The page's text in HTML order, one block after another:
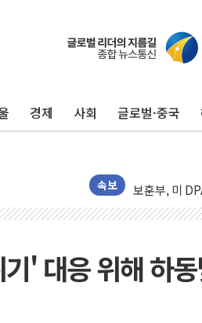
경제 사회 글로벌·중국
속보
[AI MY 뉴스
[종합] 美 7월
[사진] 이슬람
보훈부, 미
트럼프 "금리
李 "해남 태양
李 대통령, '6
' 대응 위해 하